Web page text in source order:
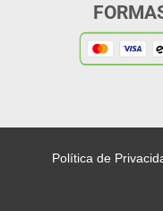
Política de